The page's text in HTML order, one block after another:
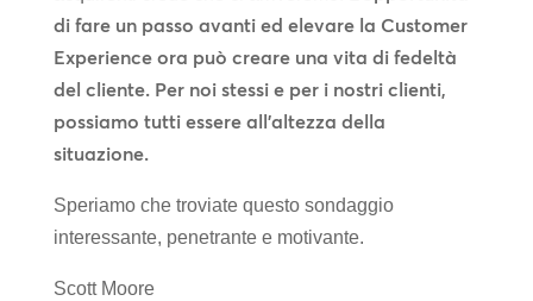
di fare un passo avanti ed elevare la Customer
Experience ora può creare una vita di fedeltà
del cliente. Per noi stessi e per i nostri clienti,
possiamo tutti essere all’altezza della
situazione.
Speriamo che troviate questo sondaggio
interessante, penetrante e motivante.
Scott Moore